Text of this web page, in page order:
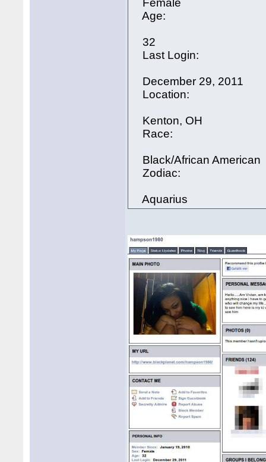
Female
Age:
32
Last Login:
December 29, 2011
Location:
Kenton, OH
Race:
Black/African American
Zodiac:
Aquarius